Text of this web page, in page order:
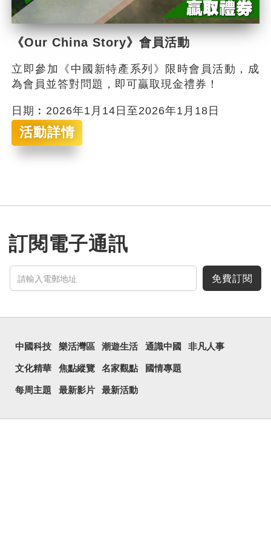
《Our China Story》會員活動
立即參加《中國新特產系列》限時會員活動，成
為會員並答對問題，即可贏取現金禮券！
日期︰2026年1月14日至2026年1月18日
活動詳情
訂閱電子通訊
免費訂閱
中國科技 樂活灣區 潮遊生活 通識中國 非凡人事
文化精華 焦點縱覽 名家觀點 國情專題
每周主題 最新影片 最新活動